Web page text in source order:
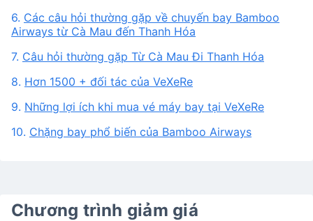
6. Các câu hỏi thường gặp về chuyến bay Bamboo
Airways từ Cà Mau đến Thanh Hóa
7. Câu hỏi thường gặp Từ Cà Mau Đi Thanh Hóa
8. Hơn 1500 + đối tác của VeXeRe
9. Những lợi ích khi mua vé máy bay tại VeXeRe
10. Chặng bay phổ biến của Bamboo Airways
Chương trình giảm giá